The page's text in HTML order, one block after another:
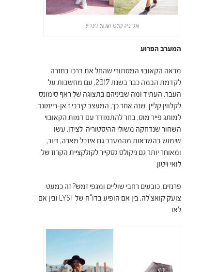
אוליביה קולפו ושנטל ג'פריס
המערב הפרוע
מראה הקאובוי המסתורי שהחל את דרכו בחזרה
לקדמת הבמה כבר בשנת 2017, עם מחשבות על
העבר, העתיד ומה שביניהם בתצוגה של ראף סימונס
לקלווין קליין. שנה אחר כך, המעצב קירבי ז'אן-ריימונד,
למותג פייר מוס, בחר להתמודד עם דמות הקאובוי
השחור שנדחקה משולי ההיסטוריה. לצידו, עשו
שימוש בהשראות מהמערב גם איזבל מארה, דיור,
ומאוחר יותר גם ניקולס גסקייר לקולקציית הקרוז של
לואי ויטון.
פרנזים, כובעים רחבי שוליים ומגפי זמש? זה כמעט
צועק קואצ'לה, בין אם הופיע בדו"ח של LYST ובין אם
לאו: